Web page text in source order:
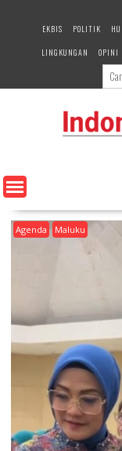
e
n
EKBIS
POLITIK
LINGKUNGAN
OPINI
Agenda Maluku